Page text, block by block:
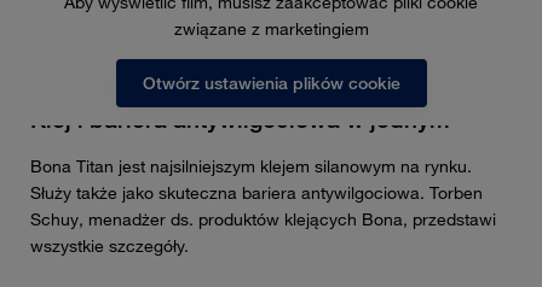
związane z marketingiem
Otwórz ustawienia plików cookie
Klej i bariera antywilgociowa w jednym
Bona Titan jest najsilniejszym klejem silanowym na rynku.
Służy także jako skuteczna bariera antywilgociowa. Torben
Schuy, menadżer ds. produktów klejących Bona, przedstawi
wszystkie szczegóły.